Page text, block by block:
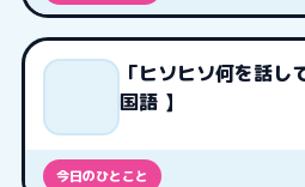
「ヒソヒソ何を話し
国語 】
今日のひとこと